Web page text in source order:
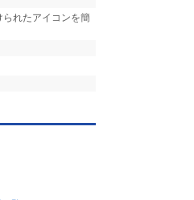
れたアイコンを簡